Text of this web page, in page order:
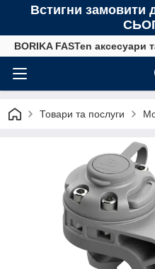
Встигни замовити
BORIKA FASTen аксесуари
Товари та послуги